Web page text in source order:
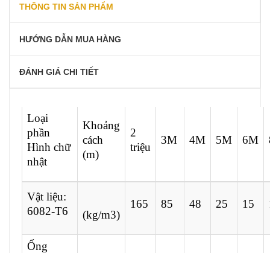
THÔNG TIN SẢN PHẨM
HƯỚNG DẪN MUA HÀNG
ĐÁNH GIÁ CHI TIẾT
Loại
phần
Hình chữ
nhật
Khoảng
cách
(m)
2
triệu
3M 4M 5M 6M
Vật liệu:
6082-T6
(kg/m3)
165 85 48 25 15
Ống